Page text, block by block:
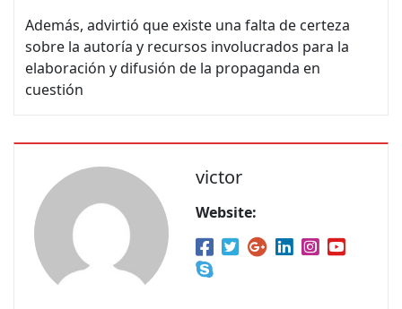
Además, advirtió que existe una falta de certeza
sobre la autoría y recursos involucrados para la
elaboración y difusión de la propaganda en
cuestión
victor
Website: